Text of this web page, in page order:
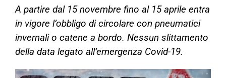
A partire dal 15 novembre fino al 15 aprile entra
in vigore l’obbligo di circolare con pneumatici
invernali o catene a bordo. Nessun slittamento
della data legato all’emergenza Covid-19.